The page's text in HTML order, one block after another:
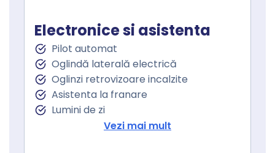
Geamuri fata electrice
Geamuri spate electrice
Electronice si asistenta
Pilot automat
Oglindă laterală electrică
Oglinzi retrovizoare incalzite
Asistenta la franare
Lumini de zi
Lumini de zi LEDVezi mai mult